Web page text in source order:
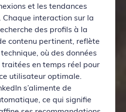
et les tendances
Chaque interaction sur la
des profils à la
contenu pertinent, reflète
où des données
en temps réel pour
utilisateur optimale.
s’alimente de
ce qui signifie